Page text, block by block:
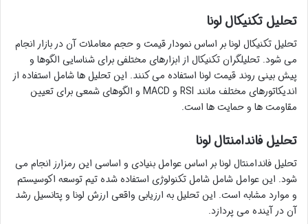
تحلیل تکنیکال لونا
تحلیل تکنیکال لونا بر اساس نمودار قیمت و حجم معاملات آن در بازار انجام
می شود. تحلیلگران تکنیکال از ابزارهای مختلفی برای شناسایی الگوها و
پیش بینی روند قیمت لونا استفاده می کنند. این تحلیل ها شامل استفاده از
اندیکاتورهای مختلف مانند RSI و MACD و الگوهای شمعی برای تعیین
مقاومت ها و حمایت ها است.
تحلیل فاندامنتال لونا
تحلیل فاندامنتال لونا بر اساس عوامل بنیادی و اساسی این رمزارز انجام می
شود. این عوامل شامل شامل تکنولوژی استفاده شده تیم توسعه اکوسیستم
و موارد مشابه است. این تحلیل به ارزیابی واقعی ارزش لونا و پتانسیل رشد
آن در آینده می پردازد.